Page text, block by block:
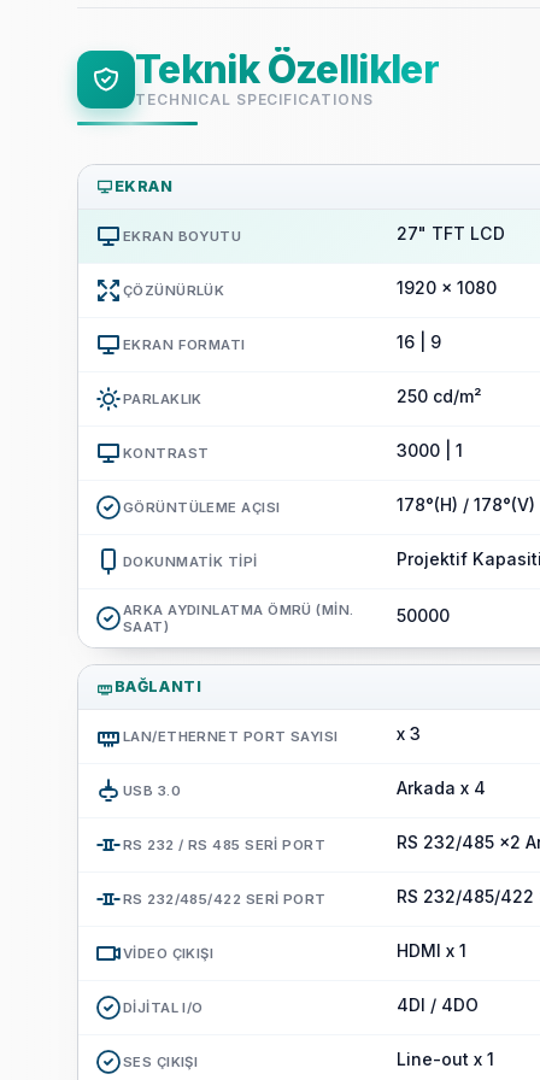
Teknik Özellikler
TECHNICAL SPECIFICATIONS
EKRAN
EKRAN BOYUTU 27" TFT LCD
ÇÖZÜNÜRLÜK 1920 x 1080
EKRAN FORMATI 16 | 9
PARLAKLIK 250 cd/m²
KONTRAST 3000 | 1
GÖRÜNTÜLEME AÇISI 178°(H) / 178°(V)
DOKUNMATIK TIPI Projektif
ARKA AYDINLATMA ÖMRÜ (MIN.
SAAT)
50000
BAĞLANTI
LAN/ETHERNET PORT SAYISI x 3
USB 3.0 Arkada x 4
RS 232 / RS 485 SERI PORT RS 232/485 x2
RS 232/485/422 SERI PORT RS 232/485/
VIDEO ÇIKIŞI HDMI x 1
DIJITAL I/O 4DI / 4DO
SES ÇIKIŞI Line-out x 1